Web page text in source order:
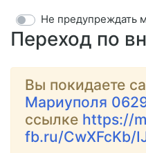
Переход по
Не предупреждать
Вы покидаете
Мариуполя
ссылке https://
fb.ru/CwXFcKb/